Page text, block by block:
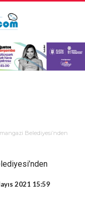
Belediyesi’nden
2021 15:59